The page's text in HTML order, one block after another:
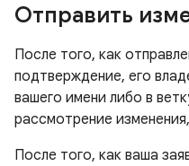
Отправить
После того, как
подтверждение, его
вашего имени либо в
рассмотрение
После того, как ваша